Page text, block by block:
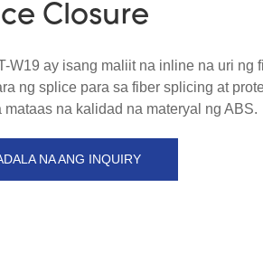
Closure
W19 ay isang maliit na inline na uri ng
ng splice para sa fiber splicing at
mataas na kalidad na materyal ng ABS.
NA ANG INQUIRY